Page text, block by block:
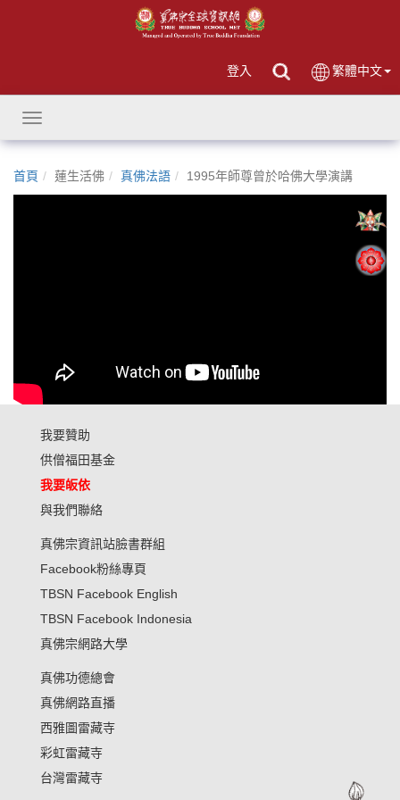
登入 繁體中文
Toggle
navigation
首頁 蓮生活佛 真佛法語 1995年師尊曾於哈佛大學演講
我要贊助
供僧福田基金
我要皈依
與我們聯絡
真佛宗資訊站臉書群組
Facebook粉絲專頁
TBSN Facebook English
TBSN Facebook Indonesia
真佛宗網路大學
真佛功德總會
真佛網路直播
西雅圖雷藏寺
彩虹雷藏寺
台灣雷藏寺